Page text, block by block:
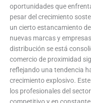
oportunidades que
pesar del crecimiento
un cierto estancamiento
nuevas marcas y
distribución se está
comercio de proximidad
reflejando una tendencia
crecimiento explosivo.
los profesionales del
competitivo y en